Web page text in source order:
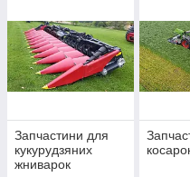
Запчастини для
кукурудзяних
жниварок